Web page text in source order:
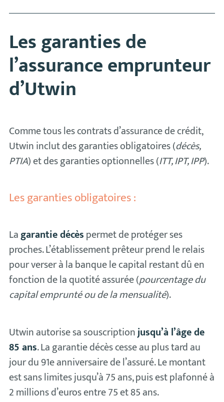
Les garanties de
l’assurance emprunteur
d’Utwin
Comme tous les contrats d’assurance de crédit,
Utwin inclut des garanties obligatoires (décès,
PTIA) et des garanties optionnelles (ITT, IPT, IPP).
Les garanties obligatoires :
Lagarantie décèspermet de protéger ses
proches. L’établissement prêteur prend le relais
pour verser à la banque le capital restant dû en
fonction de la quotité assurée (pourcentage du
capital emprunté ou de la mensualité).
Utwin autorise sa souscriptionjusqu’à l’âge de
85 ans. La garantie décès cesse au plus tard au
jour du 91e anniversaire de l’assuré. Le montant
est sans limites jusqu’à 75 ans, puis est plafonné à
2 millions d’euros entre 75 et 85 ans.